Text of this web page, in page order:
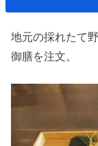
地元の採れたて
御膳を注文。